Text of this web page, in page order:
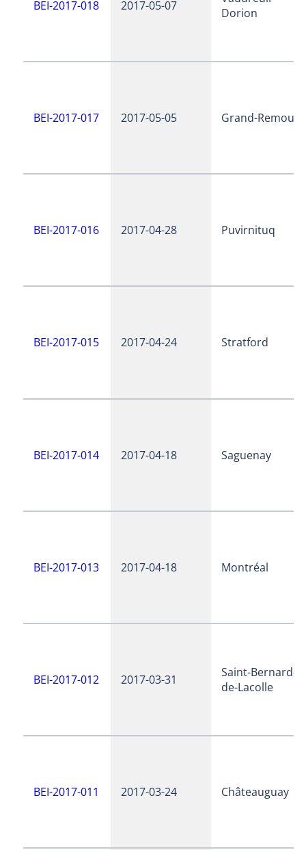
BEI-2017-018 2017-05-07
Dorion
BEI-2017-017 2017-05-05 Grand-Remous
BEI-2017-016 2017-04-28 Puvirnituq
BEI-2017-015 2017-04-24 Stratford
BEI-2017-014 2017-04-18 Saguenay
BEI-2017-013 2017-04-18 Montréal
BEI-2017-012 2017-03-31
Saint-Bernard-
de-Lacolle
BEI-2017-011 2017-03-24 Châteauguay